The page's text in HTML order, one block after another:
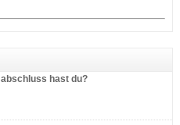
hast du?